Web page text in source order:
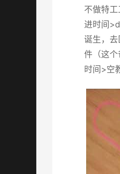
不做特
进时间
诞生，
件（这
时间>空